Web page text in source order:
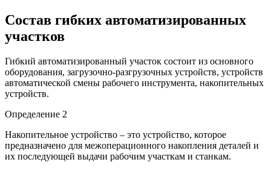
Состав гибких автоматизированных
участков
Гибкий автоматизированный участок состоит из основного
оборудования, загрузочно-разгрузочных устройств, устройств
автоматической смены рабочего инструмента, накопительных
устройств.
Определение 2
Накопительное устройство – это устройство, которое
предназначено для межоперационного накопления деталей и
их последующей выдачи рабочим участкам и станкам.